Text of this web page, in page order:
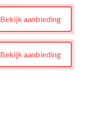
Bekijk aanbieding
Bekijk aanbieding